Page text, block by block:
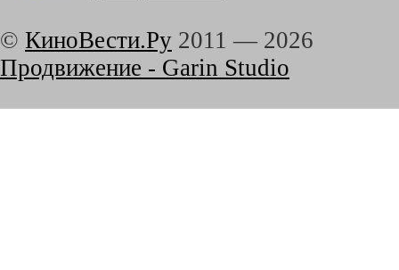
© КиноВести.Ру 2011 — 2026
Продвижение - Garin Studio